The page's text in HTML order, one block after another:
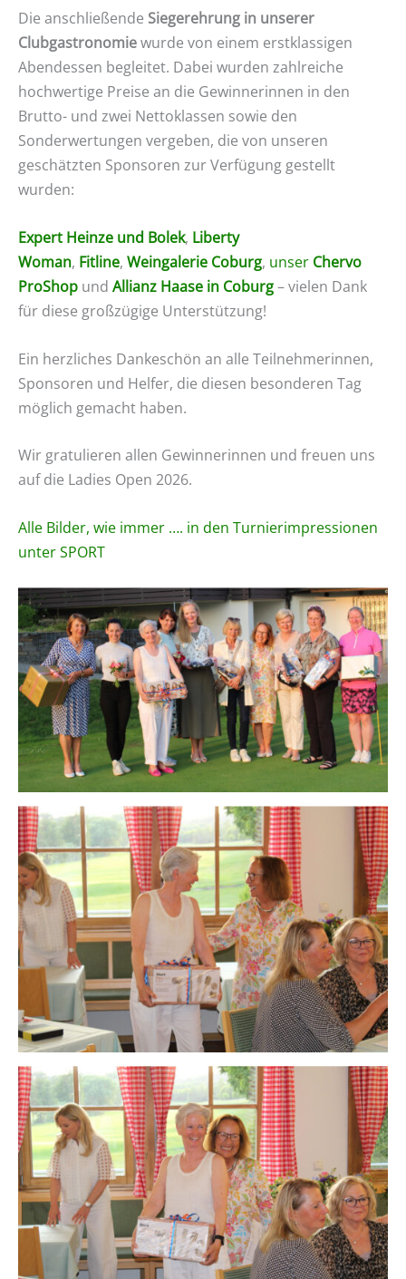
Die anschließende Siegerehrung in unserer
Clubgastronomiewurde von einem erstklassigen
Abendessen begleitet. Dabei wurden zahlreiche
hochwertige Preise an die Gewinnerinnen in den
Brutto- und zwei Nettoklassen sowie den
Sonderwertungen vergeben, die von unseren
geschätzten Sponsoren zur Verfügung gestellt
wurden:
Expert Heinze und Bolek, Liberty
Woman, Fitline, Weingalerie Coburg, unser Chervo
ProShop und Allianz Haase in Coburg– vielen Dank
für diese großzügige Unterstützung!
Ein herzliches Dankeschön an alle Teilnehmerinnen,
Sponsoren und Helfer, die diesen besonderen Tag
möglich gemacht haben.
Wir gratulieren allen Gewinnerinnen und freuen uns
auf die Ladies Open 2026.
Alle Bilder, wie immer …. in den Turnierimpressionen
unter SPORT